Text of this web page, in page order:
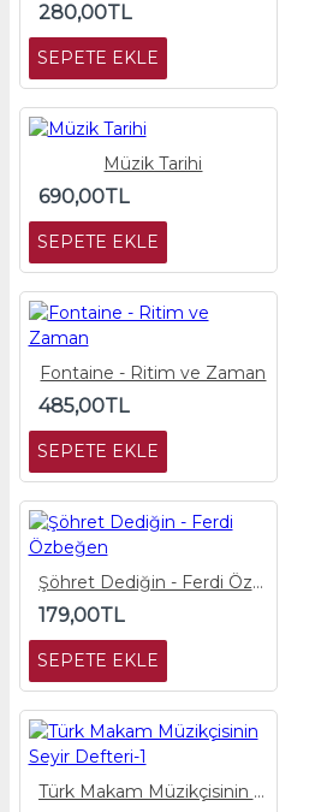
280,00TL
SEPETE EKLE
Müzik Tarihi
690,00TL
SEPETE EKLE
Fontaine - Ritim ve Zaman
485,00TL
SEPETE EKLE
Şöhret Dediğin - Ferdi Özbeğen
179,00TL
SEPETE EKLE
Türk Makam Müzikçisinin Seyir Defteri-1